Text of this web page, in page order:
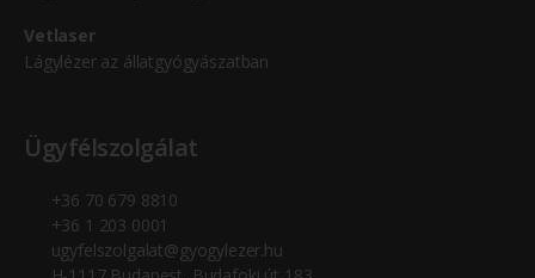
Vetlaser
Lágylézer az állatgyógyászatban
Ügyfélszolgálat
+36 70 679 8810
+36 1 203 0001
ugyfelszolgalat@gyogylezer.hu